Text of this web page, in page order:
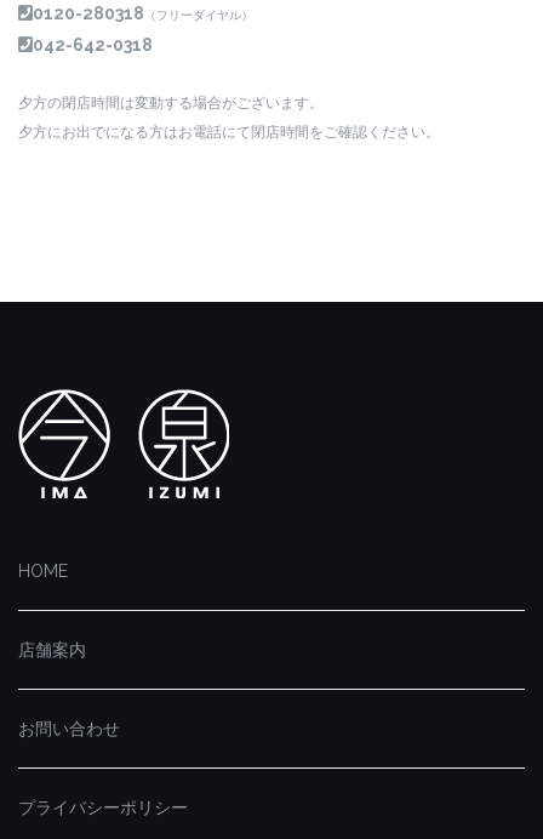
0120-280318 （フリーダイヤル）
042-642-0318
夕方の閉店時間は変動する場合がございます。
夕方にお出でになる方はお電話にて閉店時間をご確認ください。
HOME
店舗案内
お問い合わせ
プライバシーポリシー